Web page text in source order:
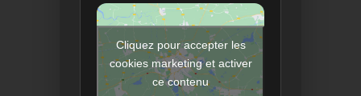
Cliquez pour accepter les
cookies marketing et activer
ce contenu